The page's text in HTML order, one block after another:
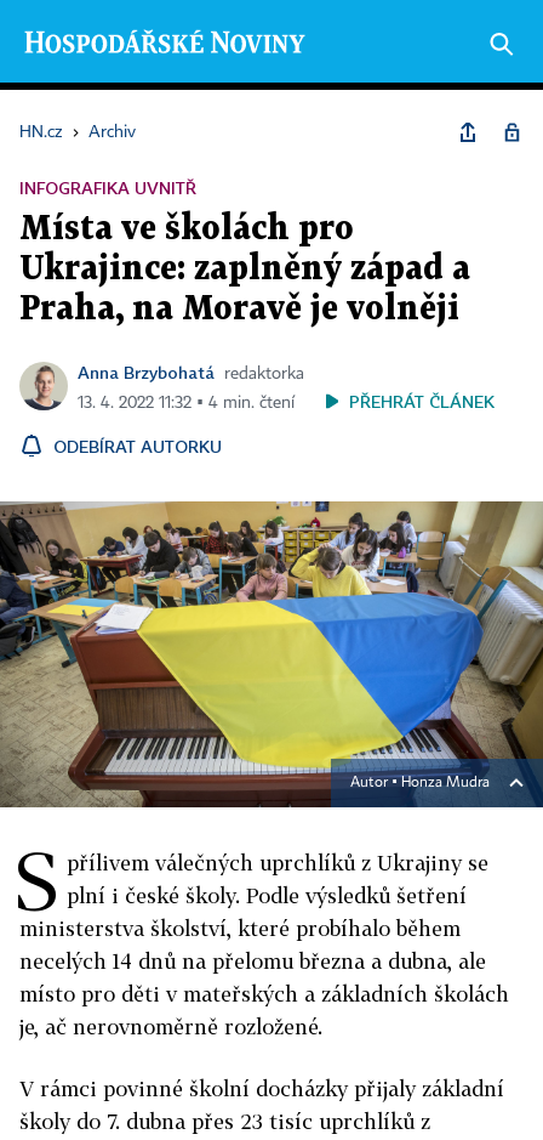
HN.cz › Archiv
INFOGRAFIKA UVNITŘ
Místa ve školách pro
Ukrajince: zaplněný západ a
Praha, na Moravě je volněji
Anna Brzybohatá
redaktorka
13. 4. 2022 11:32 ▪ 4 min. čtení
PŘEHRÁT ČLÁNEK
ODEBÍRAT AUTORKU
Autor ▪ Honza Mudra
S přílivem válečných uprchlíků z Ukrajiny se
plní i české školy. Podle výsledků šetření
ministerstva školství, které probíhalo během
necelých 14 dnů na přelomu března a dubna, ale
místo pro děti v mateřských a základních školách
je, ač nerovnoměrně rozložené.
V rámci povinné školní docházky přijaly základní
školy do 7. dubna přes 23 tisíc uprchlíků z